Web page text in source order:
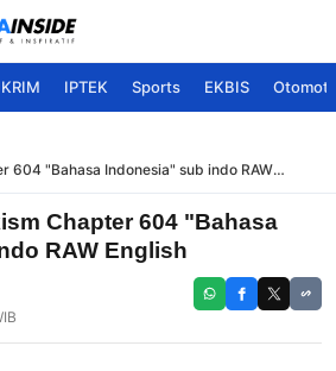
IPTEK Sports EKBIS
604 "Bahasa Indonesia" sub indo RAW
Chapter 604 "Bahasa
RAW English